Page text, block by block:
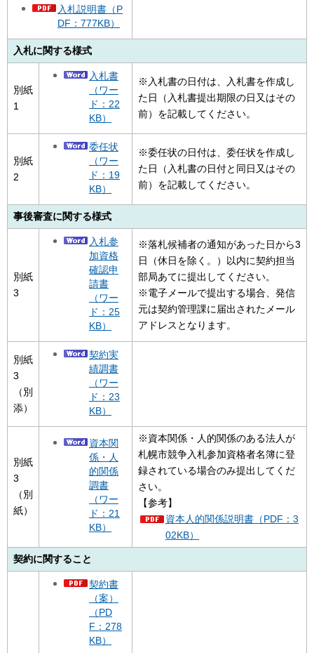
入札説明書（P
DF：777KB）
入札に関する様式
別紙
1
入札書
（ワー
ド：22
KB）
※入札書の日付は、入札書を作成し
た日（入札書提出期限の日又はその
前）を記載してください。
別紙
2
委任状
（ワー
ド：19
KB）
※委任状の日付は、委任状を作成し
た日（入札書の日付と同日又はその
前）を記載してください。
事後審査に関する様式
別紙
3
入札参
加資格
確認申
請書
（ワー
ド：25
KB）
※落札候補者の通知があった日から3
日（休日を除く。）以内に契約担当
部局あてに提出してください。
※電子メールで提出する場合、発信
元は契約管理課に届出されたメール
アドレスとなります。
別紙
3
（別
添）
契約実
績調書
（ワー
ド：23
KB）
別紙
3
（別
紙）
資本関
係・人
的関係
調書
（ワー
ド：21
KB）
※資本関係・人的関係のある法人が
札幌市競争入札参加資格者名簿に登
録されている場合のみ提出してくだ
さい。
【参考】
資本人的関係説明書（PDF：3
02KB）
契約に関すること
契約書
（案）
（PD
F：278
KB）